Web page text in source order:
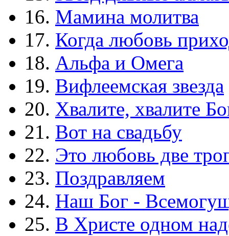
16. Мамина молитва
17. Когда любовь
18. Альфа и Омега
19. Вифлеемская звезда
20. Хвалите, хвалите
21. Вот на свадьбу
22. Это любовь две
23. Поздравляем
24. Наш Бог -
25. В Христе одном